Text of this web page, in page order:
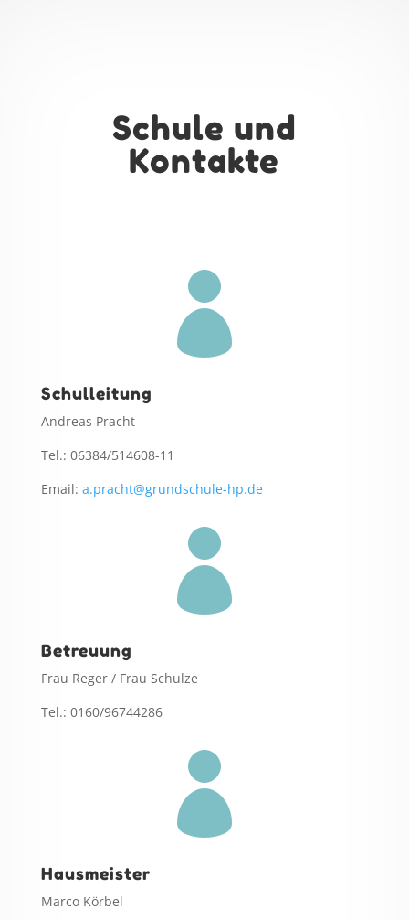
Schule und
Kontakte

Schulleitung
Andreas Pracht
Tel.: 06384/514608-11
Email: a.pracht@grundschule-hp.de

Betreuung
Frau Reger / Frau Schulze
Tel.: 0160/96744286

Hausmeister
Marco Körbel